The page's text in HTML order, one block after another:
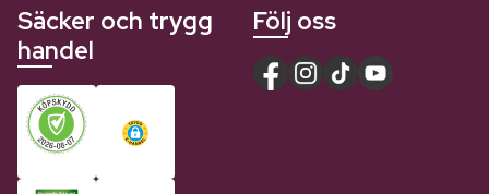
Säcker och trygg
handel
Följ oss